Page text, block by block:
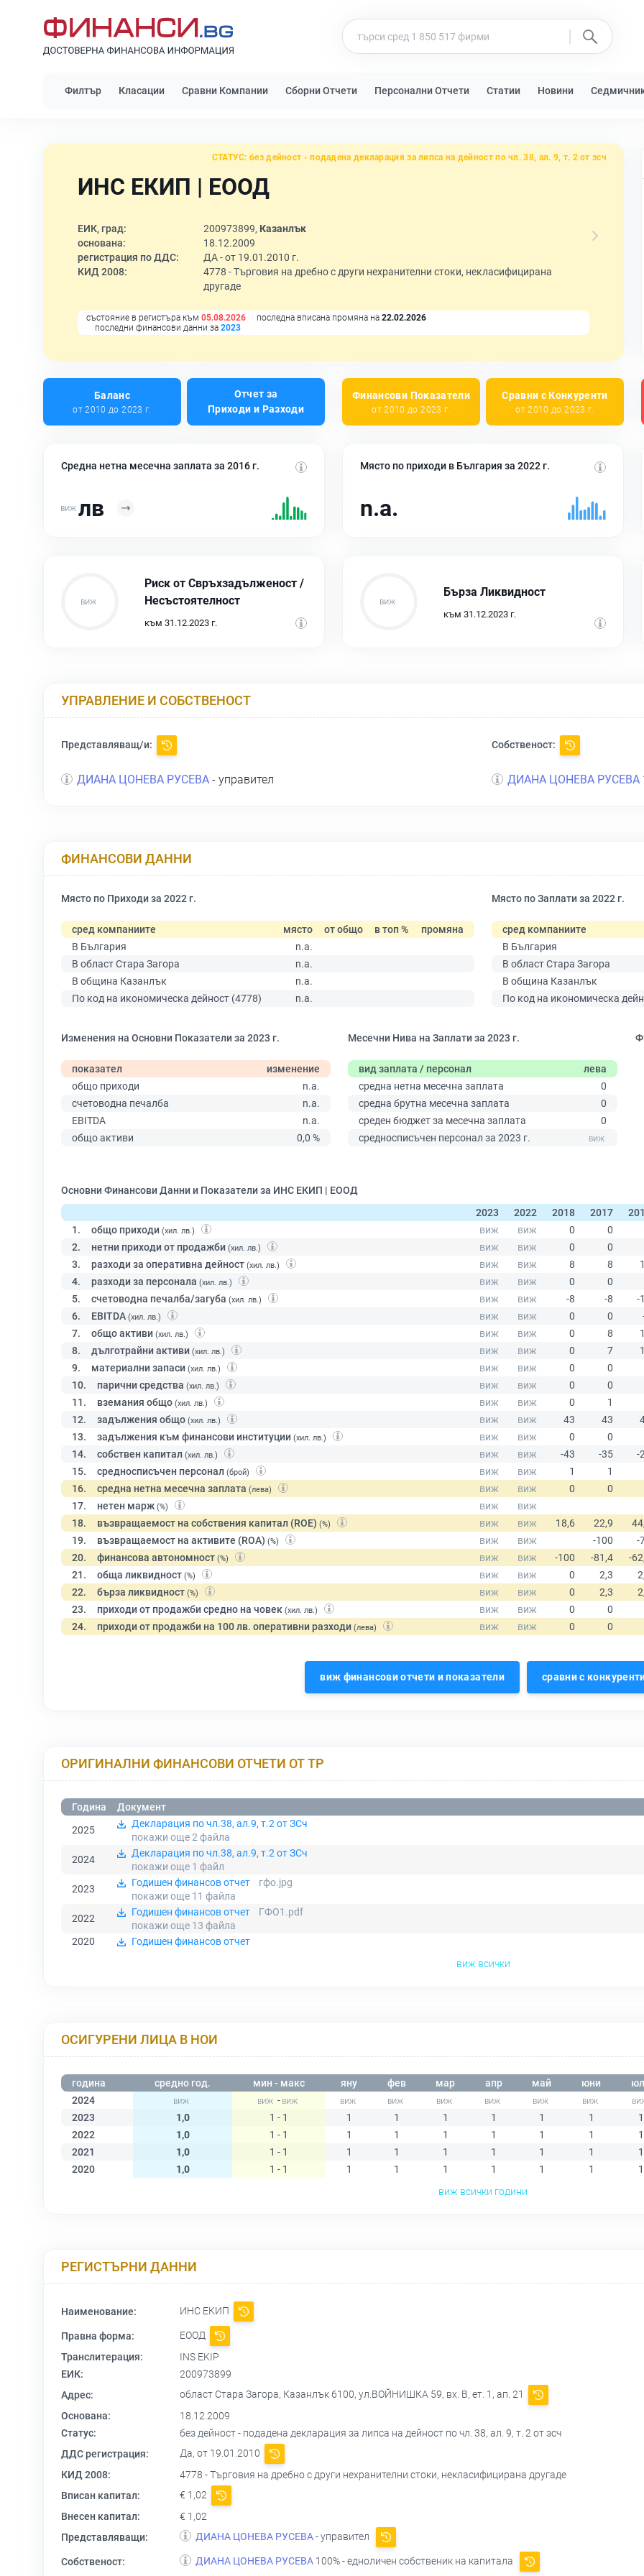
Филтър Класации Сравни Компании Сборни Отчети Персонални Отчети Статии Новини
ИНС ЕКИП | ЕООД
СТАТУС: без дейност - подадена декларация за липса на дейност по чл. 38, ал. 9, т. 2 от зсч
ЕИК, град: 200973899, Казанлък
основана:
18.12.2009
регистрация по ДДС:
ДА - от 19.01.2010 г.
КИД 2008:
4778 -Търговия на дребно с други нехранителни стоки, некласифицирана
другаде
състояние в регистъра към 05.08.2026 последна вписана промяна на 22.02.2026
последни финансови данни за 2023
Баланс
от 2010 до 2023 г.
Отчет за
Приходи и Разходи
Финансови Показатели
от 2010 до 2023 г.
Сравни с Конкуренти
от 2010 до 2023 г.
Средна нетна месечна заплата за 2016 г.
лв
Място по приходи в България за 2022 г.
n.a.
Риск от Свръхзадълженост /
Несъстоятелност
към 31.12.2023 г.
Бърза Ликвидност
към 31.12.2023 г.
УПРАВЛЕНИЕ И СОБСТВЕНОСТ
Представляващ/и:
ДИАНА ЦОНЕВА РУСЕВА - управител
Собственост:
ДИАНА ЦОНЕВА РУСЕВА
ФИНАНСОВИ ДАННИ
Място по Приходи за 2022 г.
сред компаниите място от общо в топ %
промяна
В България
n.a.
В област Стара Загора
n.a.
В община Казанлък
n.a.
По код на икономическа дейност (4778)
n.a.
Място по Заплати за 2022 г.
сред компаниите
В България
В област Стара Загора
В община Казанлък
По код на икономическа
Изменения на Основни Показатели за 2023 г.
показател
изменение
общо приходи
n.a.
счетоводна печалба
n.a.
EBITDA
n.a.
общо активи
0,0 %
Месечни Нива на Заплати за 2023 г.
вид заплата / персонал
лева
средна нетна месечна заплата
0
средна брутна месечна заплата
0
среден бюджет за месечна заплата
0
средносписъчен персонал за 2023 г.
Основни Финансови Данни и Показатели за ИНС ЕКИП | ЕООД
2023
2022 2018 2017
1.
общо приходи (хил. лв.)
2. нетни приходи от продажби (хил. лв.)
3. разходи за оперативна дейност (хил. лв.)
4. разходи за персонала (хил. лв.)
5. счетоводна печалба/загуба (хил. лв.)
6. EBITDA (хил. лв.)
7. общо активи (хил. лв.)
8. дълготрайни активи (хил. лв.)
9. материални запаси (хил. лв.)
10. парични средства (хил. лв.)
11. вземания общо (хил. лв.)
12. задължения общо (хил. лв.)
13. задължения към финансови институции (хил. лв.)
14. собствен капитал (хил. лв.)
15. средносписъчен персонал (брой)
16. средна нетна месечна заплата (лева)
17. нетен марж (%)
18. възвращаемост на собствения капитал (ROE) (%)
19. възвращаемост на активите (ROA) (%)
20. финансова автономност (%)
21. обща ликвидност (%)
22. бърза ликвидност (%)
23. приходи от продажби средно на човек (хил. лв.)
24. приходи от продажби на 100 лв. оперативни разходи (лева)
виж финансови отчети и показатели сравни с
ОРИГИНАЛНИ ФИНАНСОВИ ОТЧЕТИ ОТ ТР
Година
Документ
2025
Декларация по чл.38, ал.9, т.2 от ЗСч
покажи още 2 файла
2024
Декларация по чл.38, ал.9, т.2 от ЗСч
покажи още 1 файл
2023
Годишен финансов отчет
гфо.jpg
покажи още 11 файла
2022
Годишен финансов отчет
ГФО1.pdf
покажи още 13 файла
2020
Годишен финансов отчет
виж всички
ОСИГУРЕНИ ЛИЦА В НОИ
година средно год. мин - макс яну фев мар апр май юни
2024
-
2023
1,0 1 - 1 1 1 1 1 1 1
1
2022
1,0 1 - 1 1 1 1 1 1 1
1
2021
1,0 1 - 1 1 1 1 1 1 1
1
2020
1,0 1 - 1 1 1 1 1 1 1
1
виж всички години
РЕГИСТЪРНИ ДАННИ
Наименование: ИНС ЕКИП
Правна форма:
ЕООД
Транслитерация:
INS EKIP
ЕИК:
200973899
Адрес:
област Стара Загора, Казанлък 6100, ул.ВОЙНИШКА 59, вх. В, ет. 1, ап. 21
Основана:
18.12.2009
Статус:
без дейност - подадена декларация за липса на дейност по чл. 38, ал. 9, т. 2 от зсч
ДДС регистрация:
Да, от 19.01.2010
КИД 2008:
4778 - Търговия на дребно с други нехранителни стоки, некласифицирана другаде
Вписан капитал:
€ 1,02
Внесен капитал:
€ 1,02
Представляващи:
ДИАНА ЦОНЕВА РУСЕВА- управител
Собственост: ДИАНА ЦОНЕВА РУСЕВА 100% - едноличен собственик на капитала